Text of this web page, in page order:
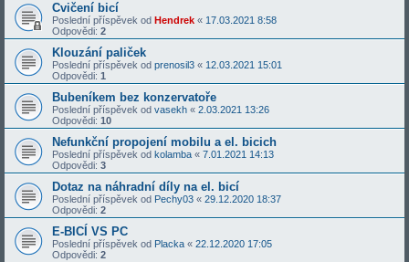
Cvičení bicí
Poslední příspěvek od Hendrek « 17.03.2021 8:58
Odpovědi: 2
Klouzání paliček
Poslední příspěvek od prenosil3 « 12.03.2021 15:01
Odpovědi: 1
Bubeníkem bez konzervatoře
Poslední příspěvek od vasekh « 2.03.2021 13:26
Odpovědi: 10
Nefunkční propojení mobilu a el. bicich
Poslední příspěvek od kolamba « 7.01.2021 14:13
Odpovědi: 3
Dotaz na náhradní díly na el. bicí
Poslední příspěvek od Pechy03 « 29.12.2020 18:37
Odpovědi: 2
E-BICÍ VS PC
Poslední příspěvek od Placka « 22.12.2020 17:05
Odpovědi: 2